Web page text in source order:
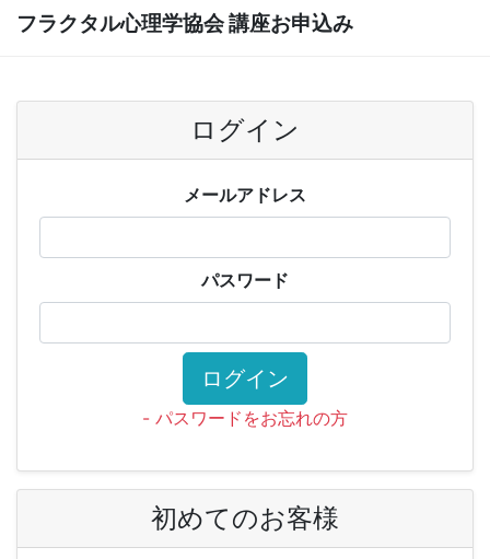
フラクタル心理学協会 講座お申込み
ログイン
メールアドレス
パスワード
ログイン
- パスワードをお忘れの方
初めてのお客様